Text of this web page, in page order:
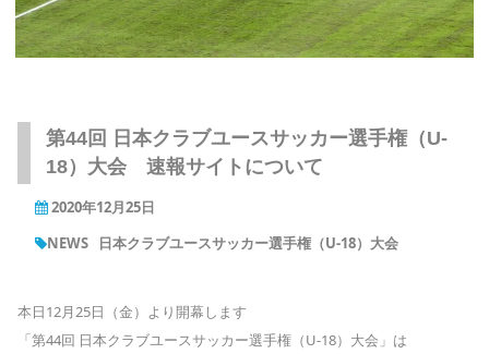
第44回 日本クラブユースサッカー選手権（U-
18）大会 速報サイトについて
2020年12月25日
NEWS
日本クラブユースサッカー選手権（U-18）大会
本日12月25日（金）より開幕します
「第44回 日本クラブユースサッカー選手権（U-18）大会」は